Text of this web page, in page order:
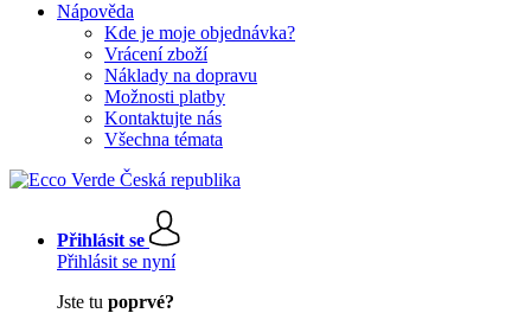
Nápověda
Kde je moje objednávka?
Vrácení zboží
Náklady na dopravu
Možnosti platby
Kontaktujte nás
Všechna témata
Přihlásit se
Přihlásit se nyní
Jste tu poprvé?